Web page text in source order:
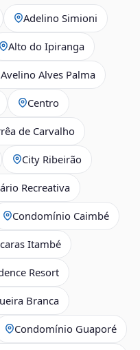
Adelino Simioni
Alto do Ipiranga
Avelino Alves Palma
Centro
de Carvalho
City Ribeirão
Recreativa
Condomínio Caimbé
Itambé
Resort
Branca
Condomínio Guaporé